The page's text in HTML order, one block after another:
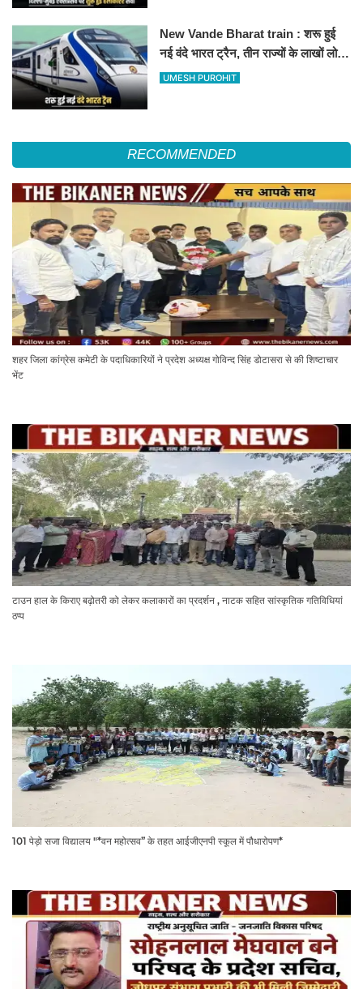
New Vande Bharat train : शरू हुई
नई वंदे भारत ट्रैन, तीन राज्यों के लाखों लोगों
का सफर होगा आसान, देखें पूरा रूटमैप
UMESH PUROHIT
RECOMMENDED
शहर जिला कांग्रेस कमेटी के पदाधिकारियों ने प्रदेश अध्यक्ष गोविन्द सिंह डोटासरा से की शिष्टाचार
भेंट
टाउन हाल के किराए बढ़ोतरी को लेकर कलाकारों का प्रदर्शन , नाटक सहित सांस्कृतिक गतिविधियां
ठप्प
101 पेड़ो सजा विद्यालय "*वन महोत्सव” के तहत आईजीएनपी स्कूल में पौधारोपण*